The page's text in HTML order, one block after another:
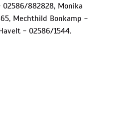
882828, Monika
Mechthild Bonkamp -
- 02586/1544.